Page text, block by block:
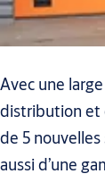
Avec une
distribution et
de 5
aussi d’une